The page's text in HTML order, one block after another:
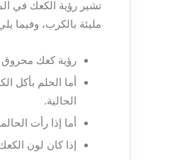
تشير رؤية الكعك في
مليئة بالكرب، وفيما
رؤية كعك محروق
أما الحلم بأكل
الحالية.
أما إذا رأت
إذا كان لون